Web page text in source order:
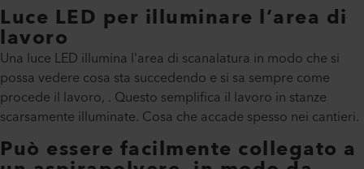
Luce LED per illuminare l’area di
lavoro
Una luce LED illumina l'area di scanalatura in modo che si
possa vedere cosa sta succedendo e si sa sempre come
procede il lavoro, . Questo semplifica il lavoro in stanze
scarsamente illuminate. Cosa che accade spesso nei cantieri.
Può essere facilmente collegato a